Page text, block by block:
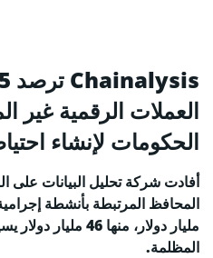
العملات الرقمية
الحكومات لإنشاء
مليار دولار، منها
المظلمة.